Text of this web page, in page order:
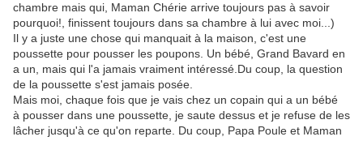
chambre mais qui, Maman Chérie arrive toujours pas à savoir
pourquoi!, finissent toujours dans sa chambre à lui avec moi...)
Il y a juste une chose qui manquait à la maison, c'est une
poussette pour pousser les poupons. Un bébé, Grand Bavard en
a un, mais qui l'a jamais vraiment intéressé.Du coup, la question
de la poussette s'est jamais posée.
Mais moi, chaque fois que je vais chez un copain qui a un bébé
à pousser dans une poussette, je saute dessus et je refuse de les
lâcher jusqu'à ce qu'on reparte. Du coup, Papa Poule et Maman